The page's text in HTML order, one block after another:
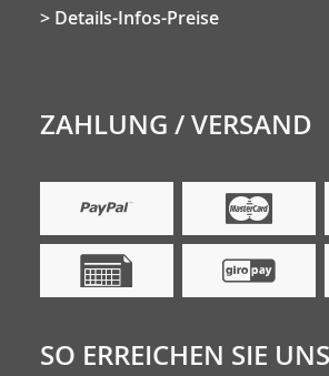
Details-Infos-Preise
ZAHLUNG / VERSAND
SO ERREICHEN SIE UNS